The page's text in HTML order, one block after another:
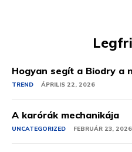
Hogyan segít a Biodry a
TREND ÁPRILIS 22, 2026
A karórák mechanikája
UNCATEGORIZED FEBRUÁR 23, 2026